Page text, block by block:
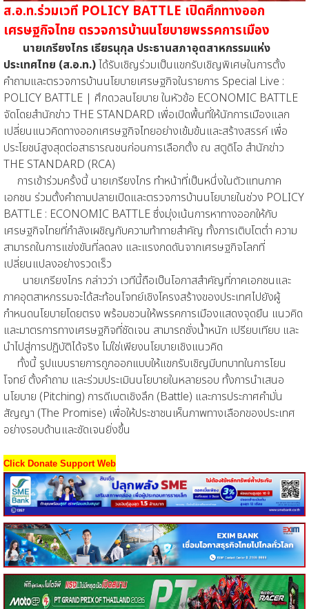
ส.อ.ท.ร่วมเวที POLICY BATTLE เปิดศึกทางออก
เศรษฐกิจไทย ตรวจการบ้านนโยบายพรรคการเมือง
นายเกรียงไกร เธียรนุกุล ประธานสภาอุตสาหกรรมแห่ง
ประเทศไทย (ส.อ.ท.)ได้รับเชิญร่วมเป็นแขกรับเชิญพิเศษในการตั้ง
คำถามและตรวจการบ้านนโยบายเศรษฐกิจในรายการ Special Live :
POLICY BATTLE | ศึกดวลนโยบาย ในหัวข้อ ECONOMIC BATTLE
จัดโดยสำนักข่าว THE STANDARD เพื่อเปิดพื้นที่ให้นักการเมืองแลก
เปลี่ยนแนวคิดทางออกเศรษฐกิจไทยอย่างเข้มข้นและสร้างสรรค์ เพื่อ
ประโยชน์สูงสุดต่อสาธารณชนก่อนการเลือกตั้ง ณ สตูดิโอ สำนักข่าว
THE STANDARD (RCA)
การเข้าร่วมครั้งนี้ นายเกรียงไกร ทำหน้าที่เป็นหนึ่งในตัวแทนภาค
เอกชน ร่วมตั้งคำถามปลายเปิดและตรวจการบ้านนโยบายในช่วง POLICY
BATTLE : ECONOMIC BATTLE ซึ่งมุ่งเน้นการหาทางออกให้กับ
เศรษฐกิจไทยที่กำลังเผชิญกับความท้าทายสำคัญ ทั้งการเติบโตต่ำ ความ
สามารถในการแข่งขันที่ลดลง และแรงกดดันจากเศรษฐกิจโลกที่
เปลี่ยนแปลงอย่างรวดเร็ว
นายเกรียงไกร กล่าวว่า เวทีนี้ถือเป็นโอกาสสำคัญที่ภาคเอกชนและ
ภาคอุตสาหกรรมจะได้สะท้อนโจทย์เชิงโครงสร้างของประเทศไปยังผู้
กำหนดนโยบายโดยตรง พร้อมชวนให้พรรคการเมืองแสดงจุดยืน แนวคิด
และมาตรการทางเศรษฐกิจที่ชัดเจน สามารถชั่งน้ำหนัก เปรียบเทียบ และ
นำไปสู่การปฏิบัติได้จริง ไม่ใช่เพียงนโยบายเชิงแนวคิด
ทั้งนี้ รูปแบบรายการถูกออกแบบให้แขกรับเชิญมีบทบาทในการโยน
โจทย์ ตั้งคำถาม และร่วมประเมินนโยบายในหลายรอบ ทั้งการนำเสนอ
นโยบาย (Pitching) การดีเบตเชิงลึก (Battle) และการประกาศคำมั่น
สัญญา (The Promise) เพื่อให้ประชาชนเห็นภาพทางเลือกของประเทศ
อย่างรอบด้านและชัดเจนยิ่งขึ้น
Click Donate Support Web